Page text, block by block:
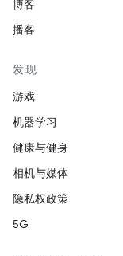
博客
播客
发现
游戏
机器学习
健康与健身
相机与媒体
隐私权政策
5G